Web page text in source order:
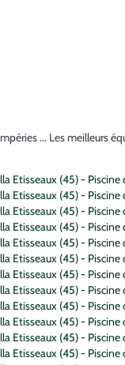
... Les meilleurs